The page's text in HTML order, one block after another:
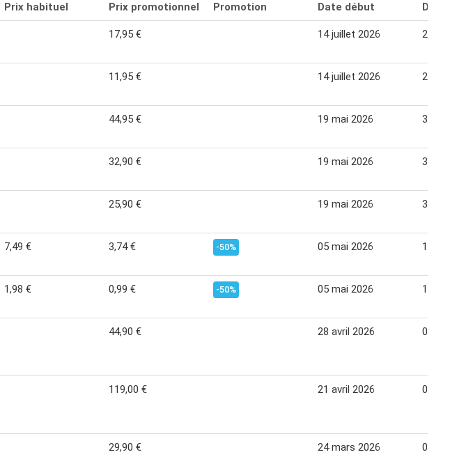
Prix habituel Prix promotionnel Promotion Date début Date
17,95 € 14 juillet 2026 26
11,95 € 14 juillet 2026 26
44,95 € 19 mai 2026 31
32,90 € 19 mai 2026 30
25,90 € 19 mai 2026 30
7,49 € 3,74 € -50% 05 mai 2026 16
1,98 € 0,99 € -50% 05 mai 2026 16
44,90 € 28 avril 2026 09
119,00 € 21 avril 2026 03
29,90 € 24 mars 2026 04